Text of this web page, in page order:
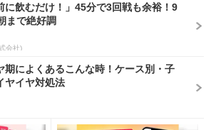
に飲むだけ！」45分で3回戦も余裕！9
まで絶好調
会社)
期によくあるこんな時！ケース別・子
ヤイヤ対処法